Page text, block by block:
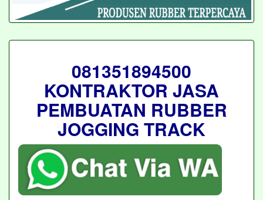
081351894500
KONTRAKTOR JASA
PEMBUATAN RUBBER
JOGGING TRACK